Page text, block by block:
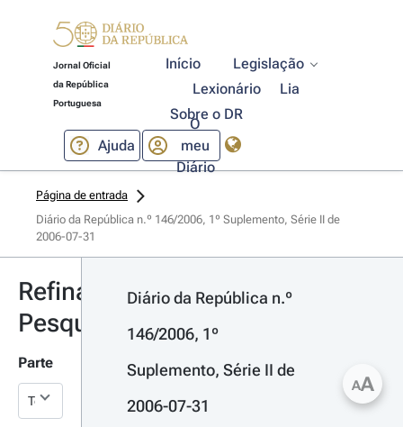
Jornal Oficial
da República
Portuguesa
Início
Legislação
Lexionário
Lia
Sobre o DR
Ajuda
O
meu
Diário
Página de entrada
Diário da República n.º 146/2006, 1º Suplemento, Série II de
2006-07-31
Refinar
Pesquisa
Parte
Diário da República n.º
146/2006, 1º
Suplemento, Série II de
2006-07-31
AA